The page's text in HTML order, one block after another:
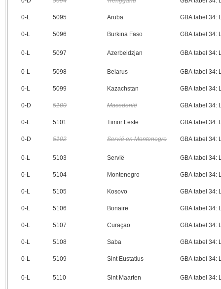
0‑L 5095 Aruba GBA tabel 34:
0‑L 5096 Burkina Faso GBA tabel 34:
0‑L 5097 Azerbeidzjan GBA tabel 34:
0‑L 5098 Belarus GBA tabel 34:
0‑L 5099 Kazachstan GBA tabel 34:
0‑D 5100 Macedonië GBA tabel 34:
0‑L 5101 Timor Leste GBA tabel 34:
0‑D 5102 Servië en Montenegro GBA tabel 34:
0‑L 5103 Servië GBA tabel 34:
0‑L 5104 Montenegro GBA tabel 34:
0‑L 5105 Kosovo GBA tabel 34:
0‑L 5106 Bonaire GBA tabel 34:
0‑L 5107 Curaçao GBA tabel 34:
0‑L 5108 Saba GBA tabel 34:
0‑L 5109 Sint Eustatius GBA tabel 34:
0‑L 5110 Sint Maarten GBA tabel 34: